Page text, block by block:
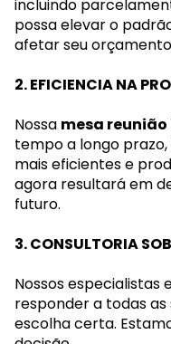
incluindo
possa elevar o
afetar seu
2. EFICIENCIA NA
Nossa mesa reunião
tempo a longo
mais eficientes e
agora resultará em
futuro.
3. CONSULTORIA
Nossos especialistas
responder a todas
escolha certa.